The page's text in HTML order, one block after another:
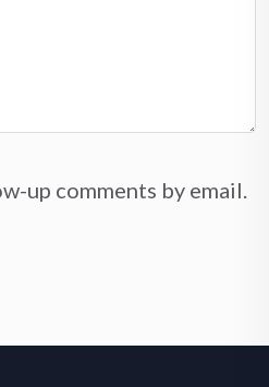
up comments by email.